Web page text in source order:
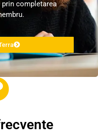
completarea